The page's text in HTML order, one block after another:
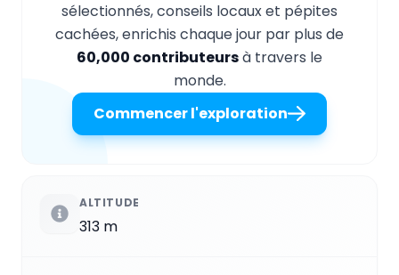
sélectionnés, conseils locaux et pépites
cachées, enrichis chaque jour par plus de
60,000 contributeursà travers le
monde.
Commencer l'exploration
ALTITUDE
313 m